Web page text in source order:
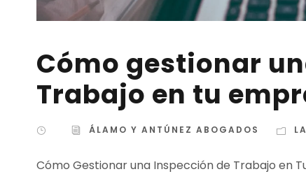
Cómo gestionar
Trabajo en tu
ÁLAMO Y ANTÚNEZ ABOGADOS
Cómo Gestionar una Inspección de Trabajo en